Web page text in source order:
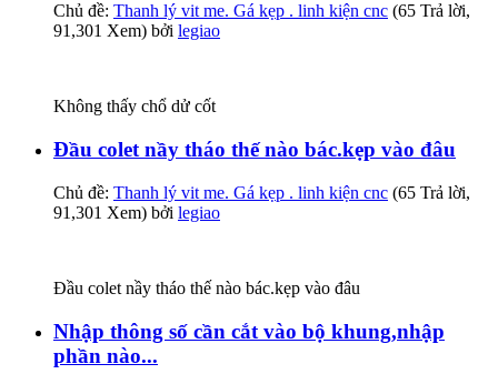
Chủ đề: Thanh lý vit me. Gá kẹp . linh kiện cnc (65 Trả lời,
91,301 Xem) bởi legiao
Không thấy chổ dử cốt
Đầu colet nầy tháo thế nào bác.kẹp vào đâu
Chủ đề: Thanh lý vit me. Gá kẹp . linh kiện cnc (65 Trả lời,
91,301 Xem) bởi legiao
Đầu colet nầy tháo thế nào bác.kẹp vào đâu
Nhập thông số cần cắt vào bộ khung,nhập
phần nào...